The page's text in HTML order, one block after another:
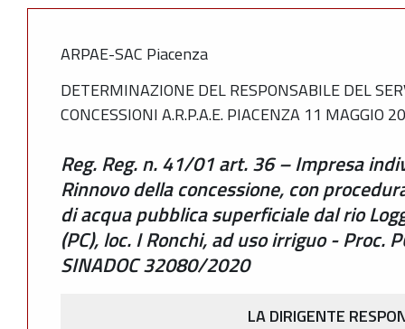
ARPAE-SAC Piacenza
DETERMINAZIONE DEL RESPONSABILE DEL
CONCESSIONI A.R.P.A.E. PIACENZA 11 MAGGIO
Reg. Reg. n. 41/01 art. 36 – Impresa
Rinnovo della concessione, con
di acqua pubblica superficiale dal rio
(PC), loc. I Ronchi, ad uso irriguo - Proc.
SINADOC 32080/2020
LA DIRIGENTE